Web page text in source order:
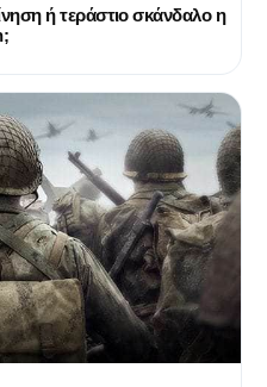
ή τεράστιο σκάνδαλο η